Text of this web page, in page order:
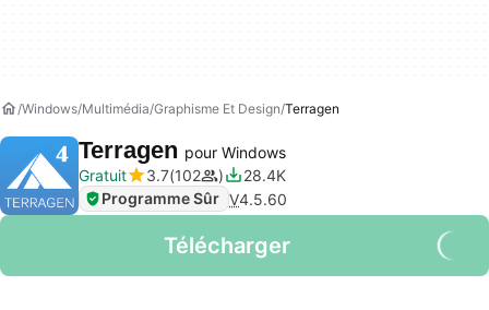
Windows Multimédia Graphisme Et Design Terragen
Terragen pour Windows
Gratuit
3.7 102
28.4K
Programme Sûr V4.5.60
Télécharger